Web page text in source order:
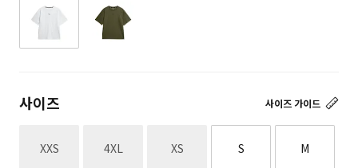
사이즈 가이드
사이즈
XXS재고없음 4XL XS재고없음 S M